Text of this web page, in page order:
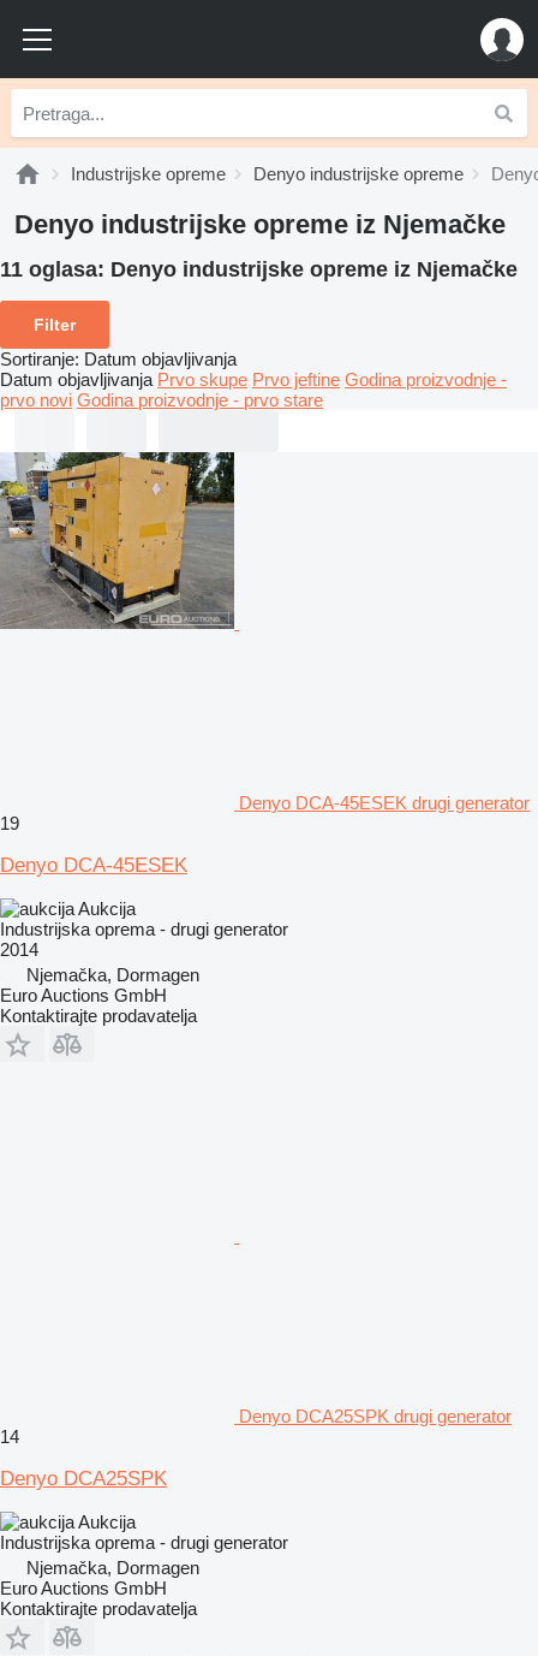
Industrijske opreme Denyo industrijske opreme
Denyo industrijske opreme iz Njemačke
11 oglasa: Denyo industrijske opreme iz Njemačke
Filter
Sortiranje: Datum objavljivanja
Datum objavljivanja Prvo skupe Prvo jeftine Godina proizvodnje -
prvo novi Godina proizvodnje - prvo stare
Denyo DCA-45ESEK drugi generator
19
Denyo DCA-45ESEK
Aukcija
Industrijska oprema - drugi generator
2014
Njemačka, Dormagen
Euro Auctions GmbH
Kontaktirajte prodavatelja
Denyo DCA25SPK drugi generator
14
Denyo DCA25SPK
Aukcija
Industrijska oprema - drugi generator
Njemačka, Dormagen
Euro Auctions GmbH
Kontaktirajte prodavatelja